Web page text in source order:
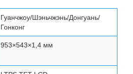
Гуанчжоу/Шэньчжэнь/Донгуань/
Гонконг
953×543×1,4 мм